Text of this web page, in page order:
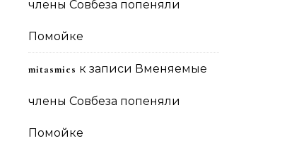
члены Совбеза попеняли
Помойке
mitasmies к записи Вменяемые
члены Совбеза попеняли
Помойке